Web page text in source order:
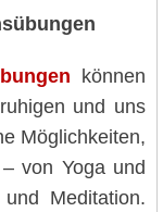
können
und uns
Möglichkeiten,
von Yoga und
Meditation.